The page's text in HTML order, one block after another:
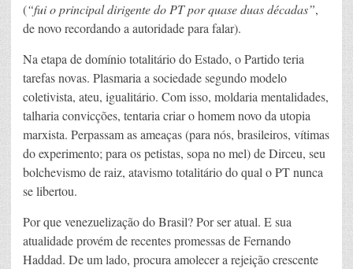
(“fui o principal dirigente do PT por quase duas décadas”,
de novo recordando a autoridade para falar).
Na etapa de domínio totalitário do Estado, o Partido teria
tarefas novas. Plasmaria a sociedade segundo modelo
coletivista, ateu, igualitário. Com isso, moldaria mentalidades,
talharia convicções, tentaria criar o homem novo da utopia
marxista. Perpassam as ameaças (para nós, brasileiros, vítimas
do experimento; para os petistas, sopa no mel) de Dirceu, seu
bolchevismo de raiz, atavismo totalitário do qual o PT nunca
se libertou.
Por que venezuelização do Brasil? Por ser atual. E sua
atualidade provém de recentes promessas de Fernando
Haddad. De um lado, procura amolecer a rejeição crescente